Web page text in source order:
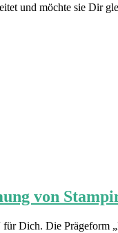
und möchte sie Dir
von
Dich. Die Prägeform